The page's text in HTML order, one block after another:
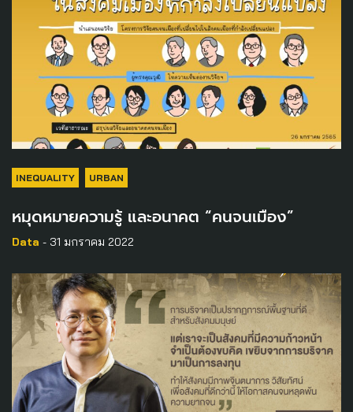
INEQUALITY URBAN
หมุดหมายความรู้ และอนาคต “คนจนเมือง”
Data - 31 มกราคม 2022